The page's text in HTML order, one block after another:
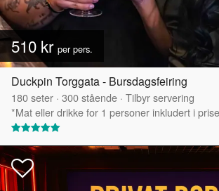
510 kr per pers.
Duckpin Torggata - Bursdagsfeiring
180seter · 300stående · Tilbyr servering
*Mat eller drikke for 1 personer inkludert i